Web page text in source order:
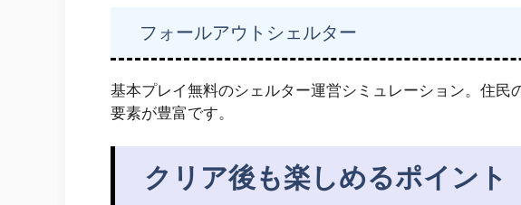
フォールアウトシェルター
基本プレイ無料のシェルター運営シミュレーション。住民
要素が豊富です。
クリア後も楽しめるポイント